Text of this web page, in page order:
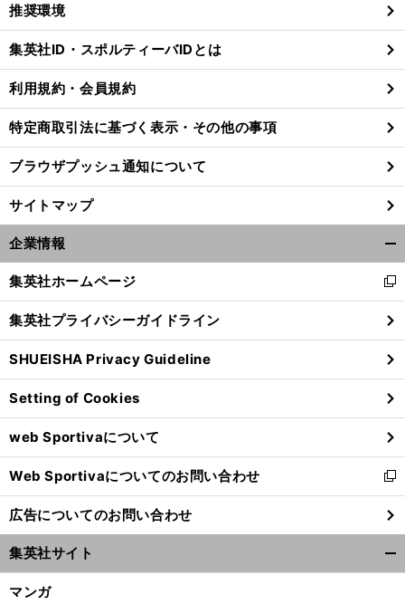
・
！
閉
る
推奨環境
集英社ID・スポルティーバIDとは
利用規約・会員規約
特定商取引法に基づく表示・その他の事項
ブラウザプッシュ通知について
サイトマップ
企業情報
閉
る
集英社ホームページ
新
し
い
ウ
ィ
ン
ド
ウ
で
開
く
集英社プライバシーガイドライン
SHUEISHA Privacy Guideline
Setting of Cookies
web Sportivaについて
Web Sportivaについてのお問い合わせ
新
し
い
ウ
ィ
ン
広告についてのお問い合わせ
集英社サイト
マンガ